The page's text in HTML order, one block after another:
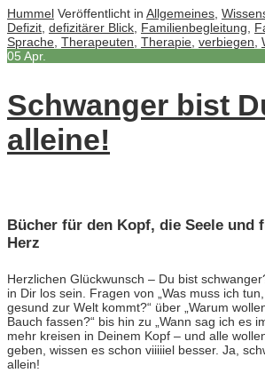
Hummel Veröffentlicht in Allgemeines
Defizit defizitärer Blick Familienbegleitung
Sprache Therapeuten Therapie verbiegen
05 Apr.
Schwanger bist
alleine!
Bücher für den Kopf, die Seele und
Herz
Herzlichen Glückwunsch – Du bist
in Dir los sein. Fragen von „Was muss ich
gesund zur Welt kommt?“ über „Warum
Bauch fassen?“ bis hin zu „Wann sag ich es
mehr kreisen in Deinem Kopf – und alle
geben, wissen es schon viiiiiel besser. Ja,
allein!